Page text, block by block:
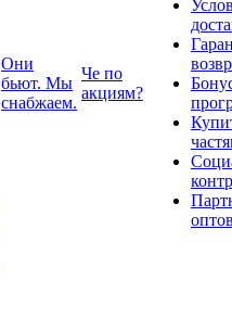
Они
бьют. Мы
снабжаем.
Че по
акциям?